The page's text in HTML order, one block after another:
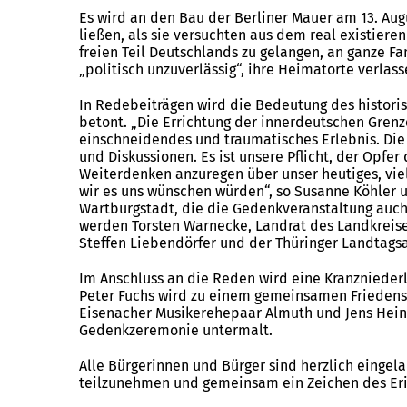
Es wird an den Bau der Berliner Mauer am 13.
ließen, als sie versuchten aus dem real
freien Teil Deutschlands zu gelangen, an ganze
„politisch unzuverlässig“, ihre Heimatorte
In Redebeiträgen wird die Bedeutung des
betont. „Die Errichtung der innerdeutschen
einschneidendes und traumatisches Erlebnis.
und Diskussionen. Es ist unsere Pflicht, der
Weiterdenken anzuregen über unser heutiges,
wir es uns wünschen würden“, so Susanne
Wartburgstadt, die die Gedenkveranstaltung
werden Torsten Warnecke, Landrat des
Steffen Liebendörfer und der Thüringer
Im Anschluss an die Reden wird eine
Peter Fuchs wird zu einem gemeinsamen
Eisenacher Musikerehepaar Almuth und Jens
Gedenkzeremonie untermalt.
Alle Bürgerinnen und Bürger sind herzlich
teilzunehmen und gemeinsam ein Zeichen des